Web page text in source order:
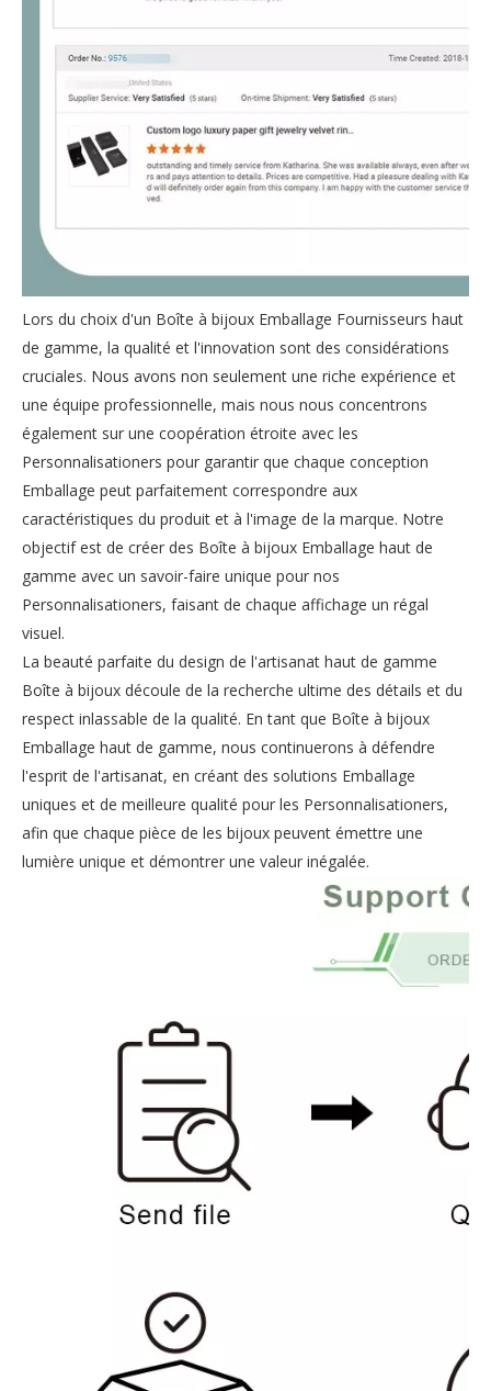
Lors du choix d'un Boîte à bijoux Emballage Fournisseurs haut
de gamme, la qualité et l'innovation sont des considérations
cruciales. Nous avons non seulement une riche expérience et
une équipe professionnelle, mais nous nous concentrons
également sur une coopération étroite avec les
Personnalisationers pour garantir que chaque conception
Emballage peut parfaitement correspondre aux
caractéristiques du produit et à l'image de la marque. Notre
objectif est de créer des Boîte à bijoux Emballage haut de
gamme avec un savoir-faire unique pour nos
Personnalisationers, faisant de chaque affichage un régal
visuel.
La beauté parfaite du design de l'artisanat haut de gamme
Boîte à bijoux découle de la recherche ultime des détails et du
respect inlassable de la qualité. En tant que Boîte à bijoux
Emballage haut de gamme, nous continuerons à défendre
l'esprit de l'artisanat, en créant des solutions Emballage
uniques et de meilleure qualité pour les Personnalisationers,
afin que chaque pièce de les bijoux peuvent émettre une
lumière unique et démontrer une valeur inégalée.